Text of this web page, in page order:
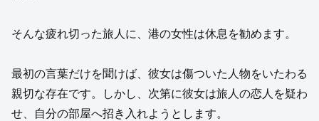
そんな疲れ切った旅人に、港の女性は休息を勧めます。
最初の言葉だけを聞けば、彼女は傷ついた人物をいたわる
親切な存在です。しかし、次第に彼女は旅人の恋人を疑わ
せ、自分の部屋へ招き入れようとします。